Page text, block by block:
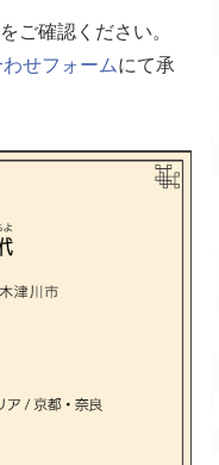
ご確認ください。
せフォームにて承